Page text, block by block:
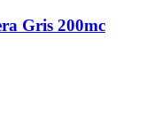
Gris 200mc